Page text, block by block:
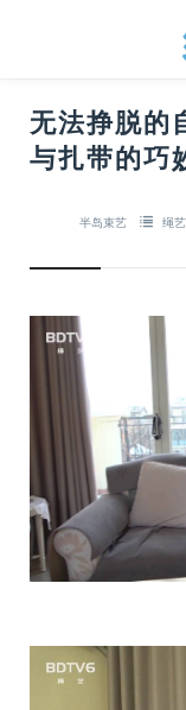
无法挣脱的
与扎带的巧
半岛束艺 绳